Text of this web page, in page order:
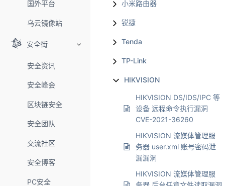
国外平台
乌云镜像站
安全街
安全资讯
安全峰会
区块链安全
安全团队
交流社区
安全博客
PC安全
小米路由器
锐捷
Tenda
TP-Link
HIKVISION
HIKVISION DS/IDS/IPC 等
设备 远程命令执行漏洞
CVE-2021-36260
HIKVISION 流媒体管理服
务器 user.xml 账号密码泄
漏漏洞
HIKVISION 流媒体管理服